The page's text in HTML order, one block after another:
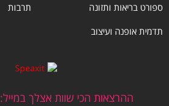
ספורט בריאות ותזונה
תרבות
תדמית אופנה ועיצוב
ההרצאות הכי שוות אצלך במייל: